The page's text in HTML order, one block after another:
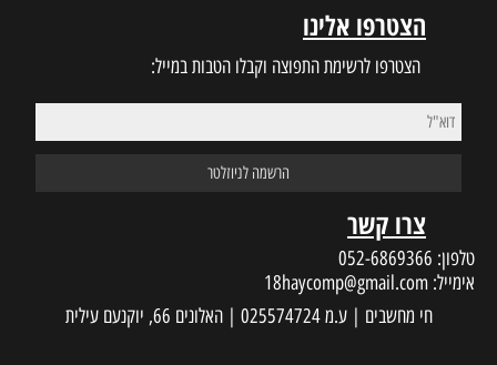
הצטרפו אלינו
הצטרפו לרשימת התפוצה וקבלו הטבות במייל:
צרו קשר
טלפון: 052-6869366
אימייל: 18haycomp@gmail.com
חי מחשבים | ע.מ 025574724 | האלונים 66, יוקנעם עילית